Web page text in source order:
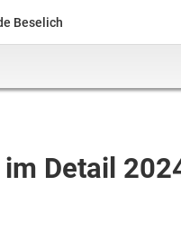
Beselich
Detail